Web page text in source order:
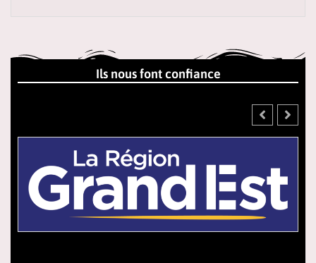
Ils nous font confiance